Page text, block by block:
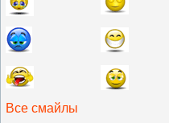
Все смайлы